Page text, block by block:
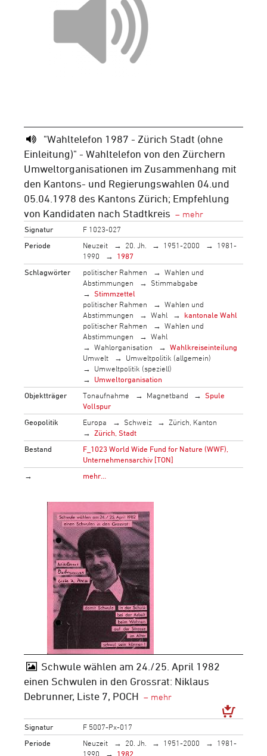
"Wahltelefon 1987 - Zürich Stadt (ohne
Einleitung)" - Wahltelefon von den Zürchern
Umweltorganisationen im Zusammenhang mit
den Kantons- und Regierungswahlen 04.und
05.04.1978 des Kantons Zürich; Empfehlung
von Kandidaten nach Stadtkreis
Signatur
F 1023-027
Periode
Neuzeit 20. Jh. 1951-2000
1981-
1990
1987
Schlagwörter
politischer Rahmen
Wahlen und
Abstimmungen
Stimmabgabe
Stimmzettel
politischer Rahmen
Wahlen und
Abstimmungen
Wahl
kantonale Wahl
politischer Rahmen
Wahlen und
Abstimmungen
Wahl
Wahlorganisation
Wahlkreiseinteilung
Umwelt
Umweltpolitik (allgemein)
Umweltpolitik (speziell)
Umweltorganisation
Objektträger
Tonaufnahme Magnetband
Spule
Vollspur
Geopolitik
Europa Schweiz
Zürich, Kanton
Zürich, Stadt
Bestand
F_1023 World Wide Fund for Nature (WWF),
Unternehmensarchiv [TON]
→
mehr…
Schwule wählen am 24./25. April 1982
einen Schwulen in den Grossrat: Niklaus
Debrunner, Liste 7, POCH
Signatur
F 5007-Px-017
Periode
Neuzeit 20. Jh. 1951-2000
1981-
1990
1982